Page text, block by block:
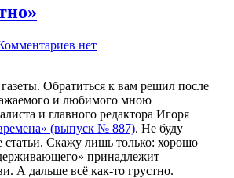
нет
Обратиться к вам решил после
и любимого мною
и главного редактора Игоря
(выпуск № 887). Не буду
статьи. Скажу лишь только: хорошо
принадлежит
А дальше всё как-то грустно.